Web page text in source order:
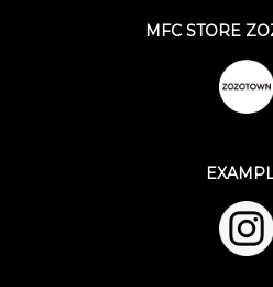
MFC STORE